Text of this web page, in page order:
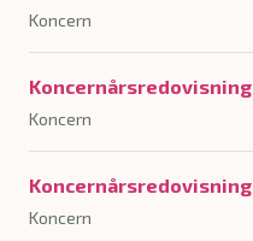
Koncern
Koncern
Koncern